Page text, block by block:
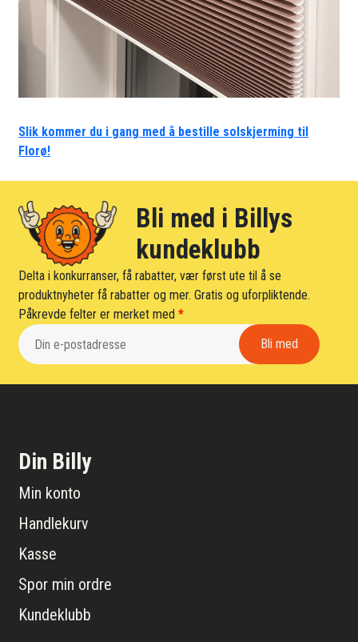
Slik kommer du i gang med å bestille solskjerming til
Florø!
Bli med i Billys
kundeklubb
Delta i konkurranser, få rabatter, vær først ute til å se
produktnyheter få rabatter og mer. Gratis og uforpliktende.
Påkrevde felter er merket med*
Din Billy
Min konto
Handlekurv
Kasse
Spor min ordre
Kundeklubb